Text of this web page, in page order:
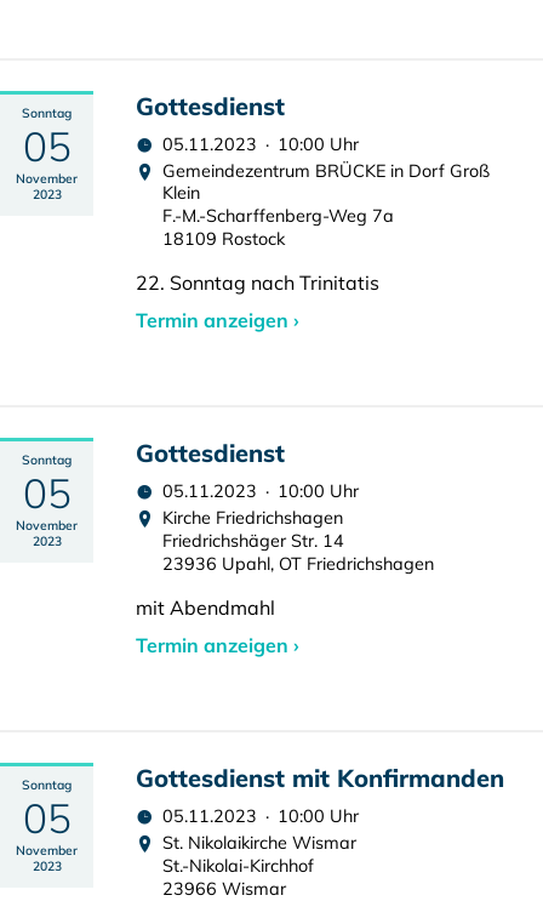
Sonntag
05
November
2023
Gottesdienst
05.11.2023 · 10:00 Uhr
Gemeindezentrum BRÜCKE in Dorf Groß
Klein
F.-M.-Scharffenberg-Weg 7a
18109 Rostock
22. Sonntag nach Trinitatis
Termin anzeigen ›
Sonntag
05
November
2023
Gottesdienst
05.11.2023 · 10:00 Uhr
Kirche Friedrichshagen
Friedrichshäger Str. 14
23936 Upahl, OT Friedrichshagen
mit Abendmahl
Termin anzeigen ›
Sonntag
05
November
2023
Gottesdienst mit Konfirmanden
05.11.2023 · 10:00 Uhr
St. Nikolaikirche Wismar
St.-Nikolai-Kirchhof
23966 Wismar